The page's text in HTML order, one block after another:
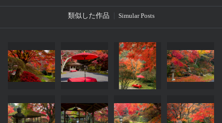
類似した作品 Simular Posts